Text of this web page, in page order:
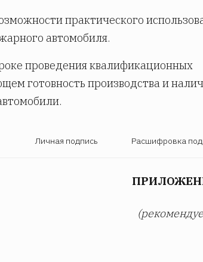
практического
автомобиля.
проведения квалификационных
готовность производства и
Личная подпись Расшифровка